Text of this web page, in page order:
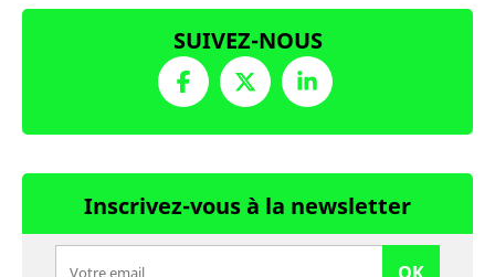
SUIVEZ-NOUS
Inscrivez-vous à la newsletter